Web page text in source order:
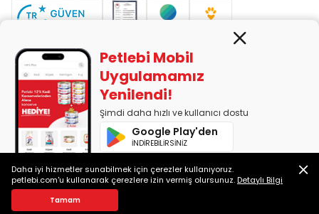
PETLEBİ EVCİL HAYVAN ÜRÜNLERİ PAZ. SAN. TİC. LTD. ŞTİ. Alaşarköy
Mah. 1. Alaşar Cad. No: 9 Osmangazi/Bursa
7290599225 vergi numarasıyla Uludağ Vergi Dairesi'ne bağlıdır.
2014-2026 © petlebi.com v11.89.0
Bursa'da sevgiyle yapıldı.
Petlebi Mobil
Uygulamamız
Yenilendi!
Şimdi daha hızlı ve kullanıcı dostu
Google Play'den
İNDİREBİLİRSİNİZ
App Store'dan
İNDİREBİLİRSİNİZ
Daha iyi hizmetler sunabilmek için çerezler kullanıyoruz.
petlebi.com'u kullanarak çerezlere izin vermiş olursunuz.Detaylı Bilgi
Tamam